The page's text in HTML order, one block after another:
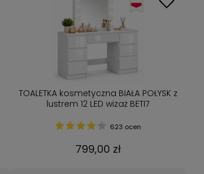
TOALETKA kosmetyczna BIAŁA POŁYSK z
lustrem 12 LED wizaż BETI7
623 ocen
799,00 zł